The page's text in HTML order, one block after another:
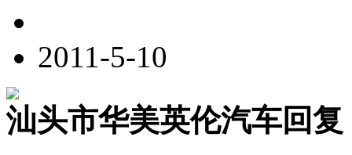
2011-5-10
汕头市华美英伦汽车回复